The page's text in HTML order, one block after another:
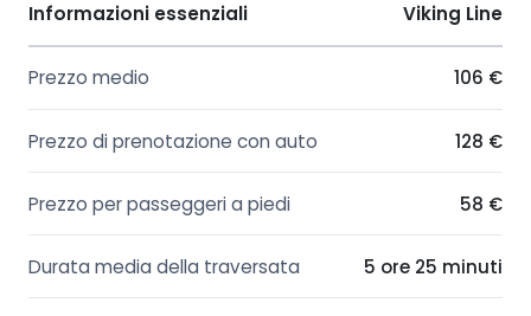
Informazioni essenziali Viking Line
Prezzo medio 106 €
Prezzo di prenotazione con auto 128 €
Prezzo per passeggeri a piedi 58 €
Durata media della traversata 5 ore 25 minuti